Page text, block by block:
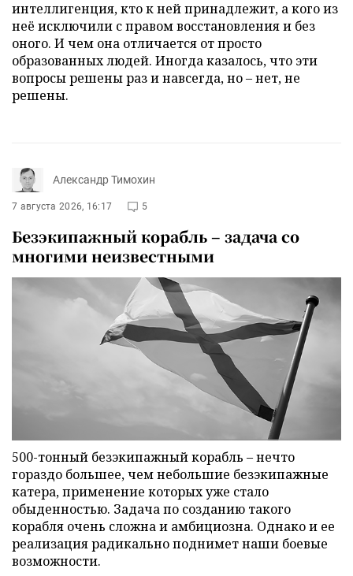
интеллигенция, кто к ней принадлежит, а кого из
неё исключили с правом восстановления и без
оного. И чем она отличается от просто
образованных людей. Иногда казалось, что эти
вопросы решены раз и навсегда, но – нет, не
решены.
Александр Тимохин
7 августа 2026, 16:17 5
Безэкипажный корабль – задача со
многими неизвестными
500-тонный безэкипажный корабль – нечто
гораздо большее, чем небольшие безэкипажные
катера, применение которых уже стало
обыденностью. Задача по созданию такого
корабля очень сложна и амбициозна. Однако и ее
реализация радикально поднимет наши боевые
возможности.